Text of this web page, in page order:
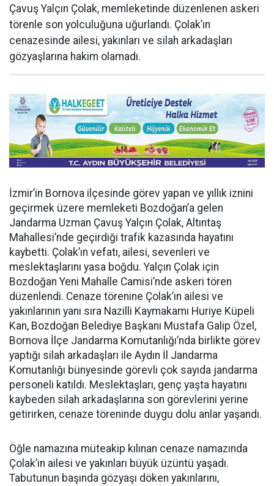
Çavuş Yalçın Çolak, memleketinde düzenlenen askeri
törenle son yolculuğuna uğurlandı. Çolak’ın
cenazesinde ailesi, yakınları ve silah arkadaşları
gözyaşlarına hakim olamadı.
İzmir’in Bornova ilçesinde görev yapan ve yıllık iznini
geçirmek üzere memleketi Bozdoğan’a gelen
Jandarma Uzman Çavuş Yalçın Çolak, Altıntaş
Mahallesi’nde geçirdiği trafik kazasında hayatını
kaybetti. Çolak’ın vefatı, ailesi, sevenleri ve
meslektaşlarını yasa boğdu. Yalçın Çolak için
Bozdoğan Yeni Mahalle Camisi’nde askeri tören
düzenlendi. Cenaze törenine Çolak’ın ailesi ve
yakınlarının yanı sıra Nazilli Kaymakamı Huriye Küpeli
Kan, Bozdoğan Belediye Başkanı Mustafa Galip Özel,
Bornova İlçe Jandarma Komutanlığı’nda birlikte görev
yaptığı silah arkadaşları ile Aydın İl Jandarma
Komutanlığı bünyesinde görevli çok sayıda jandarma
personeli katıldı. Meslektaşları, genç yaşta hayatını
kaybeden silah arkadaşlarına son görevlerini yerine
getirirken, cenaze töreninde duygu dolu anlar yaşandı.
Öğle namazına müteakip kılınan cenaze namazında
Çolak’ın ailesi ve yakınları büyük üzüntü yaşadı.
Tabutunun başında gözyaşı döken yakınlarını,